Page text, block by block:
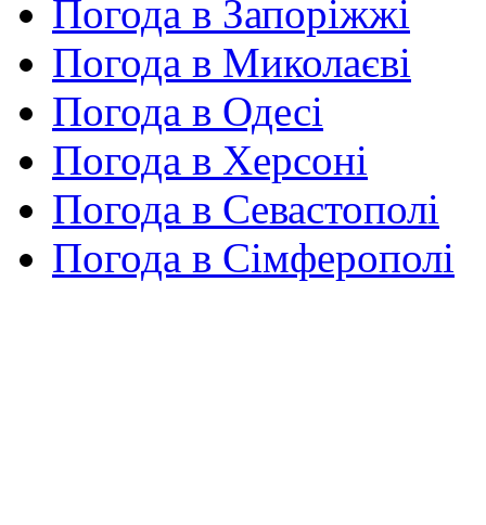
Погода в Запоріжжі
Погода в Миколаєві
Погода в Одесі
Погода в Херсоні
Погода в Севастополі
Погода в Сімферополі